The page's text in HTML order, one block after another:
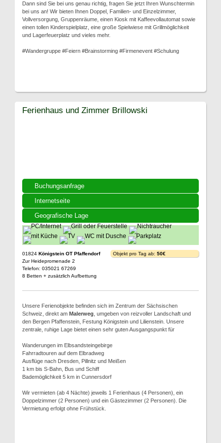
Dann sind Sie bei uns genau richtig, fragen Sie jetzt Ihren Wunschtermin
bei uns an! Wir bieten Ihnen Doppel, Familien- und Einzelzimmer,
Vollversorgung, Gruppenräume, einen Kiosk mit Kaffeevollautomat sowie
einen tollen Kinderspielplatz, eine große Spielwiese mit Grillmöglichkeit
und Lagerfeuerplatz und vieles mehr.
#Wandergruppe #Feiern #Brainstorming #Firmenevent #Schulung
Buchungsanfrage
Internetseite
Geografische Lage
Ferienhaus und Zimmer Brillowski
01824 Königstein OT Pfaffendorf
Zur Heidepromenade 2
Telefon: 035021 67269
8 Betten + zusätzlich Aufbettung
Objekt pro Tag ab: 50€
Unsere Ferienobjekte befinden sich im Zentrum der Sächsischen
Schweiz, direkt am Malerweg , umgeben von reizvoller Landschaft und
den Bergen Pfaffenstein, Festung Königstein und Lilienstein. Unsere
zentrale, ruhige Lage bietet einen sehr guten Ausgangspunkt für
Wanderungen im Elbsandsteingebirge
Fahrradtouren auf dem Elbradweg
Ausflüge nach Dresden, Pillnitz und Meißen
1 km bis S-Bahn, Bus und Schiff
Bademöglichkeit 5 km in Cunnersdorf
Wir vermieten (ab 4 Nächte) jeweils 1 Ferienhaus (4 Personen), ein
Doppelzimmer (2 Personen) und ein Gästezimmer (2 Personen). Die
Vermietung erfolgt ohne Frühstück.